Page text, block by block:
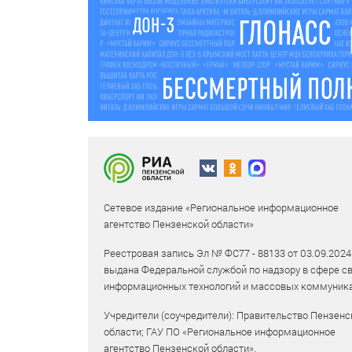
Сетевое издание «Региональное информационное
агентство Пензенской области»
Реестровая запись Эл № ФС77 - 88133 от 03.09.2024
выдана Федеральной службой по надзору в сфере
информационных технологий и массовых
Учредители (соучредители): Правительство
области; ГАУ ПО «Региональное информационное
агентство Пензенской области».